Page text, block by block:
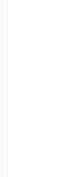
این مجموعه
آب، شما نه
می‌کنید، بلکه
ی بر
از
در زمینه تصفیه
خاطر دست به